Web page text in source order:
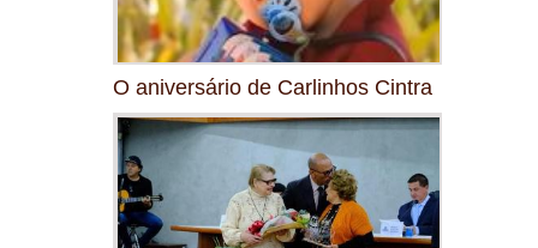
O aniversário de Carlinhos Cintra